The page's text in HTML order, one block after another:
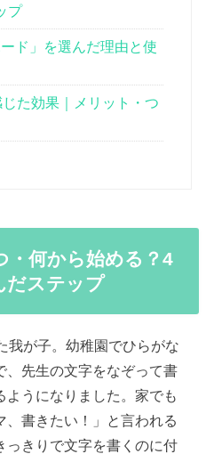
プ
ド」を選んだ理由と使
た効果｜メリット・つ
・何から始める？4
だステップ
我が子。幼稚園でひらがな
、先生の文字をなぞって書
ようになりました。家でも
書きたい！」と言われる
っきりで文字を書くのに付